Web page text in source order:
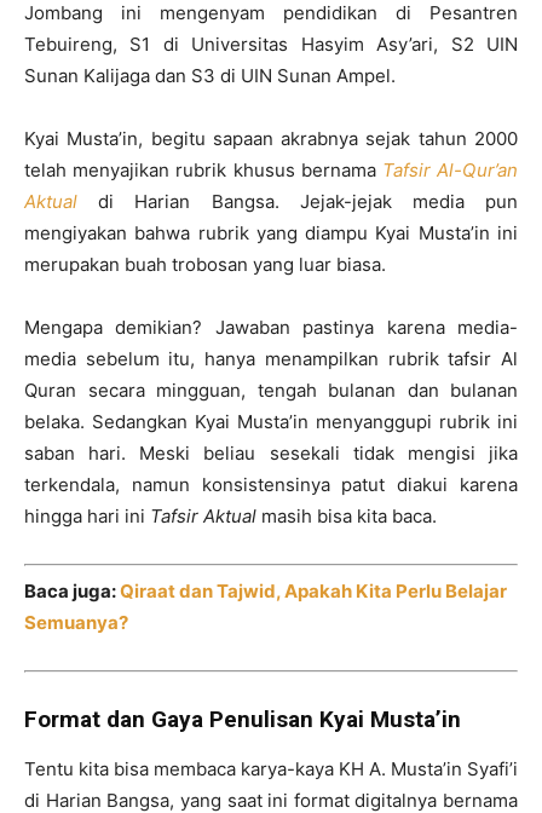
Jombang ini mengenyam pendidikan di Pesantren
Tebuireng, S1 di Universitas Hasyim Asy’ari, S2 UIN
Sunan Kalijaga dan S3 di UIN Sunan Ampel.
Kyai Musta’in, begitu sapaan akrabnya sejak tahun 2000
telah menyajikan rubrik khusus bernama Tafsir Al-Qur’an
Aktualdi Harian Bangsa. Jejak-jejak media pun
mengiyakan bahwa rubrik yang diampu Kyai Musta’in ini
merupakan buah trobosan yang luar biasa.
Mengapa demikian? Jawaban pastinya karena media-
media sebelum itu, hanya menampilkan rubrik tafsir Al
Quran secara mingguan, tengah bulanan dan bulanan
belaka. Sedangkan Kyai Musta’in menyanggupi rubrik ini
saban hari. Meski beliau sesekali tidak mengisi jika
terkendala, namun konsistensinya patut diakui karena
hingga hari ini Tafsir Aktual masih bisa kita baca.
Baca juga:Qiraat dan Tajwid, Apakah Kita Perlu Belajar
Semuanya?
Format dan Gaya Penulisan Kyai Musta’in
Tentu kita bisa membaca karya-kaya KH A. Musta’in Syafi’i
di Harian Bangsa, yang saat ini format digitalnya bernama